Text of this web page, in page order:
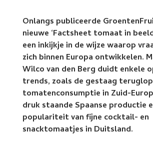
Onlangs publiceerde
nieuwe ‘Factsheet tomaat in
een inkijkje in de wijze waarop
zich binnen Europa ontwikkelen.
Wilco van den Berg duidt enkele
trends, zoals de gestaag
tomatenconsumptie in Zuid-
druk staande Spaanse productie
populariteit van fijne cocktail- en
snacktomaatjes in Duitsland.